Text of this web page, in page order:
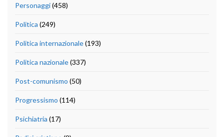
Personaggi(458)
Politica (249)
Politica internazionale(193)
Politica nazionale(337)
Post-comunismo (50)
Progressismo (114)
Psichiatria (17)